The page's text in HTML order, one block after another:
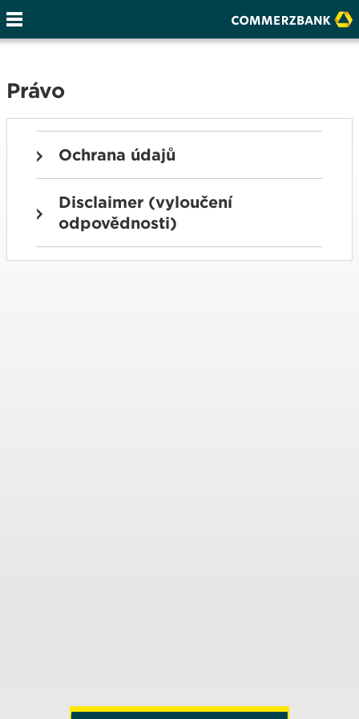
Právo
Ochrana údajů
Disclaimer (vyloučení
odpovědnosti)